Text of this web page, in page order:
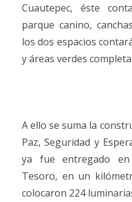
Cuautepec, éste
parque canino,
los dos espacios
y áreas verdes
A ello se suma la
Paz, Seguridad y
ya fue entregado
Tesoro, en un
colocaron 224